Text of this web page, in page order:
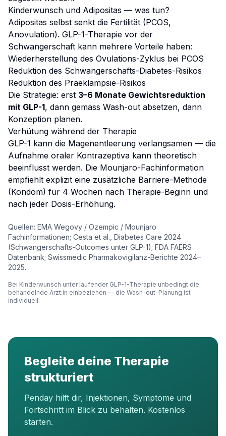
Kinderwunsch und Adipositas — was tun?
Adipositas selbst senkt die Fertilität (PCOS,
Anovulation). GLP-1-Therapie vor der
Schwangerschaft kann mehrere Vorteile haben:
Wiederherstellung des Ovulations-Zyklus bei PCOS
Reduktion des Schwangerschafts-Diabetes-Risikos
Reduktion des Präeklampsie-Risikos
Die Strategie: erst 3–6 Monate Gewichtsreduktion
mit GLP-1, dann gemäss Wash-out absetzen, dann
Konzeption planen.
Verhütung während der Therapie
GLP-1 kann die Magenentleerung verlangsamen — die
Aufnahme oraler Kontrazeptiva kann theoretisch
beeinflusst werden. Die Mounjaro-Fachinformation
empfiehlt explizit eine zusätzliche Barriere-Methode
(Kondom) für 4 Wochen nach Therapie-Beginn und
nach jeder Dosis-Erhöhung.
Quellen: EMA Wegovy / Ozempic / Mounjaro
Fachinformationen; Cesta et al., Diabetes Care 2024
(Schwangerschafts-Outcomes unter GLP-1); FDA FAERS
Datenbank; Swissmedic Pharmakovigilanz-Berichte 2024–
2025.
Bei Kinderwunsch unter laufender GLP-1-Therapie unbedingt die
behandelnde Ärzt:in einbeziehen — die Wash-out-Planung ist
individuell.
Begleite deine Therapie
strukturiert
Penday hilft dir, Injektionen, Symptome und
Fortschritt im Blick zu behalten. Kostenlos
starten.